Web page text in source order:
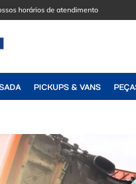
horários de atendimento
PICKUPS & VANS